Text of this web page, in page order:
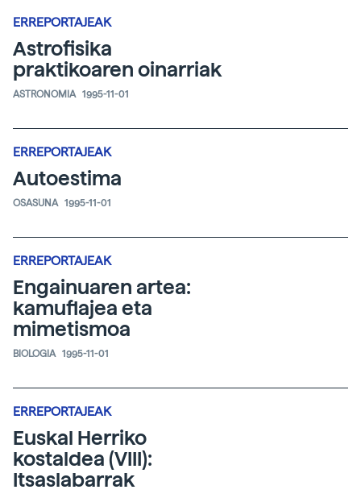
ERREPORTAJEAK
Astrofisika
praktikoaren oinarriak
ASTRONOMIA 1995-11-01
ERREPORTAJEAK
Autoestima
OSASUNA 1995-11-01
ERREPORTAJEAK
Engainuaren artea:
kamuflajea eta
mimetismoa
BIOLOGIA 1995-11-01
ERREPORTAJEAK
Euskal Herriko
kostaldea (VIII):
Itsaslabarrak